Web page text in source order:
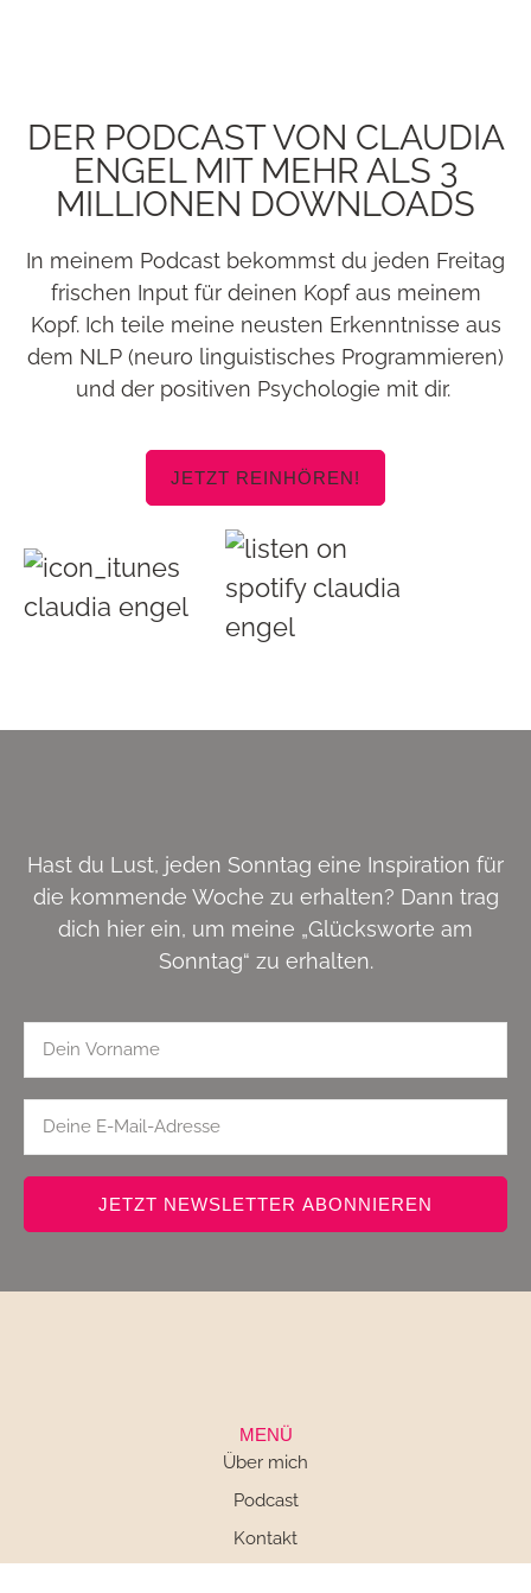
DER PODCAST VON CLAUDIA
ENGEL MIT MEHR ALS 3
MILLIONEN DOWNLOADS
In meinem Podcast bekommst du jeden Freitag
frischen Input für deinen Kopf aus meinem
Kopf. Ich teile meine neusten Erkenntnisse aus
dem NLP (neuro linguistisches Programmieren)
und der positiven Psychologie mit dir.
JETZT REINHÖREN!
Hast du Lust, jeden Sonntag eine Inspiration für
die kommende Woche zu erhalten? Dann trag
dich hier ein, um meine „Glücksworte am
Sonntag“ zu erhalten.
JETZT NEWSLETTER ABONNIEREN
MENÜ
Über mich
Podcast
Kontakt